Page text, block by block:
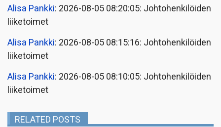
Alisa Pankki: 2026-08-05 08:20:05: Johtohenkilöiden
liiketoimet
Alisa Pankki: 2026-08-05 08:15:16: Johtohenkilöiden
liiketoimet
Alisa Pankki: 2026-08-05 08:10:05: Johtohenkilöiden
liiketoimet
RELATED POSTS